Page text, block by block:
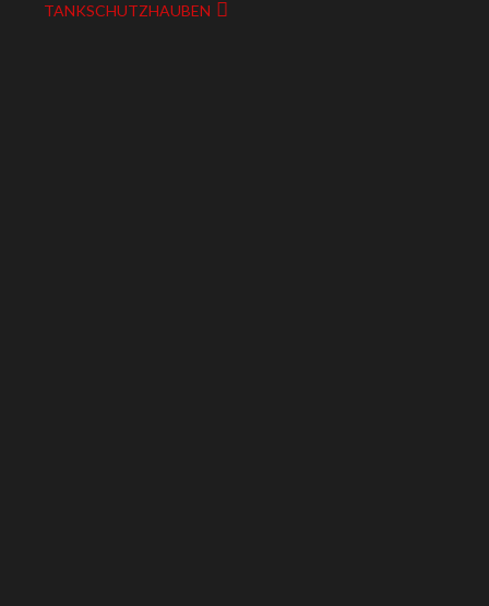
TANKSCHUTZHAUBEN